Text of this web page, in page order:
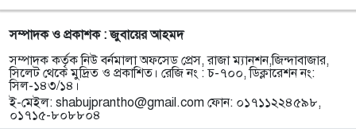
সম্পাদক ও প্রকাশক : জুবায়ের আহমদ
সম্পাদক কর্তৃক নিউ বর্নমালা অফসেড প্রেস, রাজা ম্যানশন,জিন্দাবাজার,
সিলেট থেকে মুদ্রিত ও প্রকাশিত। রেজি নং : চ-৭০০, ডিক্লারেশন নং:
সিল-১৪৩/১৪।
ই-মেইল: shabujprantho@gmail.com ফোন: ০১৭১১২২৪৫৯৮,
০১৭১৫-৮০৮৮০৪